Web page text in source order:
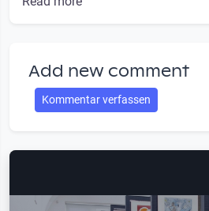
Add new comment
Kommentar verfassen